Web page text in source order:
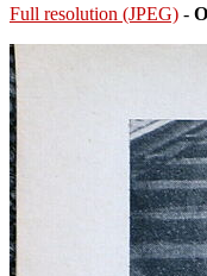
Full resolution (JPEG) -